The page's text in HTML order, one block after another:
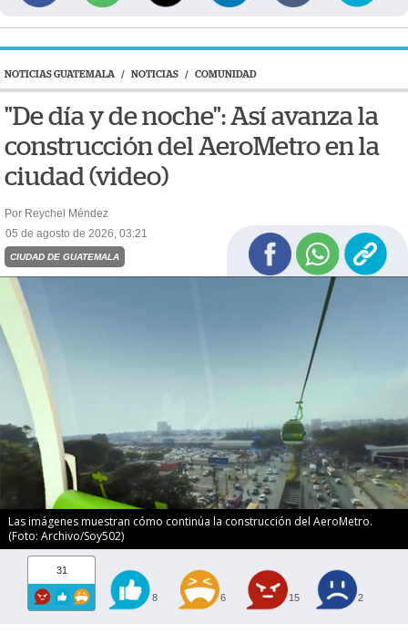
NOTICIAS GUATEMALA / NOTICIAS / COMUNIDAD
"De día y de noche": Así avanza la
construcción del AeroMetro en la
ciudad (video)
Por Reychel Méndez
05 de agosto de 2026, 03:21
CIUDAD DE GUATEMALA
Las imágenes muestran cómo continúa la construcción del AeroMetro.
(Foto: Archivo/Soy502)
31
8 6 15 2